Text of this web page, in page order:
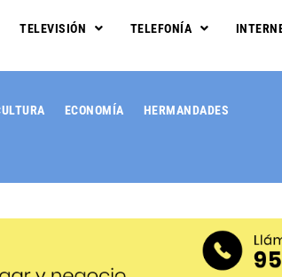
TELEVISIÓN TELEFONÍA
ECONOMÍA HERMANDADES